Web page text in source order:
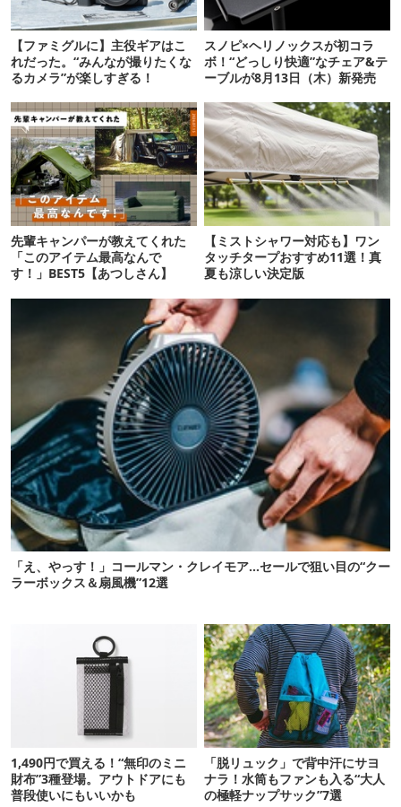
【ファミグルに】主役ギアはこ
れだった。“みんなが撮りたくな
るカメラ”が楽しすぎる！
スノピ×ヘリノックスが初コラ
ボ！“どっしり快適”なチェア&テ
ーブルが8月13日（木）新発売
先輩キャンパーが教えてくれた
「このアイテム最高なんで
す！」BEST5【あつしさん】
【ミストシャワー対応も】ワン
タッチタープおすすめ11選！真
夏も涼しい決定版
「え、やっす！」コールマン・クレイモア…セールで狙い目の“クー
ラーボックス＆扇風機”12選
1,490円で買える！“無印のミニ
財布”3種登場。アウトドアにも
普段使いにもいいかも
「脱リュック」で背中汗にサヨ
ナラ！水筒もファンも入る“大人
の極軽ナップサック”7選